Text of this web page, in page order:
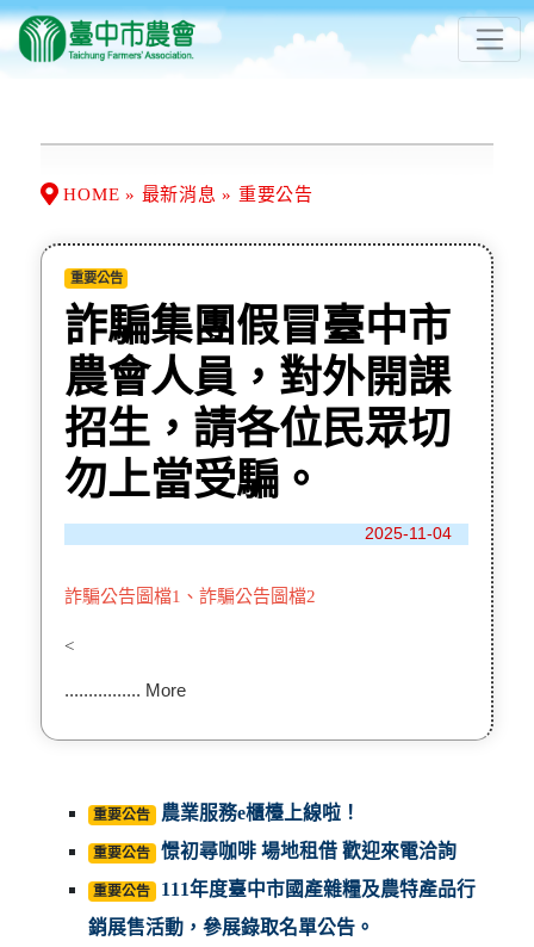
HOME » 最新消息 » 重要公告
重要公告
詐騙集團假冒臺中市
農會人員，對外開課
招生，請各位民眾切
勿上當受騙。
2025-11-04
詐騙公告圖檔1 、詐騙公告圖檔2
<
................ More
重要公告 農業服務e櫃檯上線啦！
重要公告 憬初尋咖啡 場地租借 歡迎來電洽詢
重要公告
111年度臺中市國產雜糧及農特產品行
銷展售活動，參展錄取名單公告。